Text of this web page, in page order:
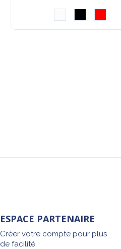
ESPACE PARTENAIRE
Créer votre compte pour plus
de facilité